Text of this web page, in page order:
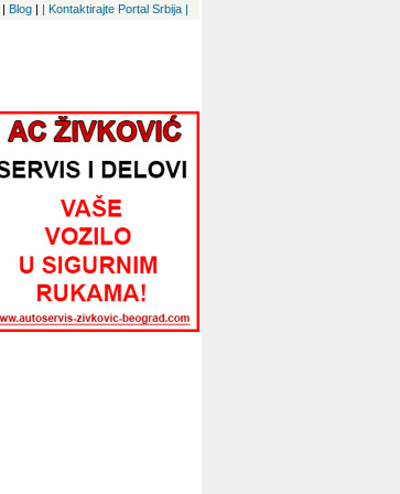
| Blog | | Kontaktirajte Portal Srbija |